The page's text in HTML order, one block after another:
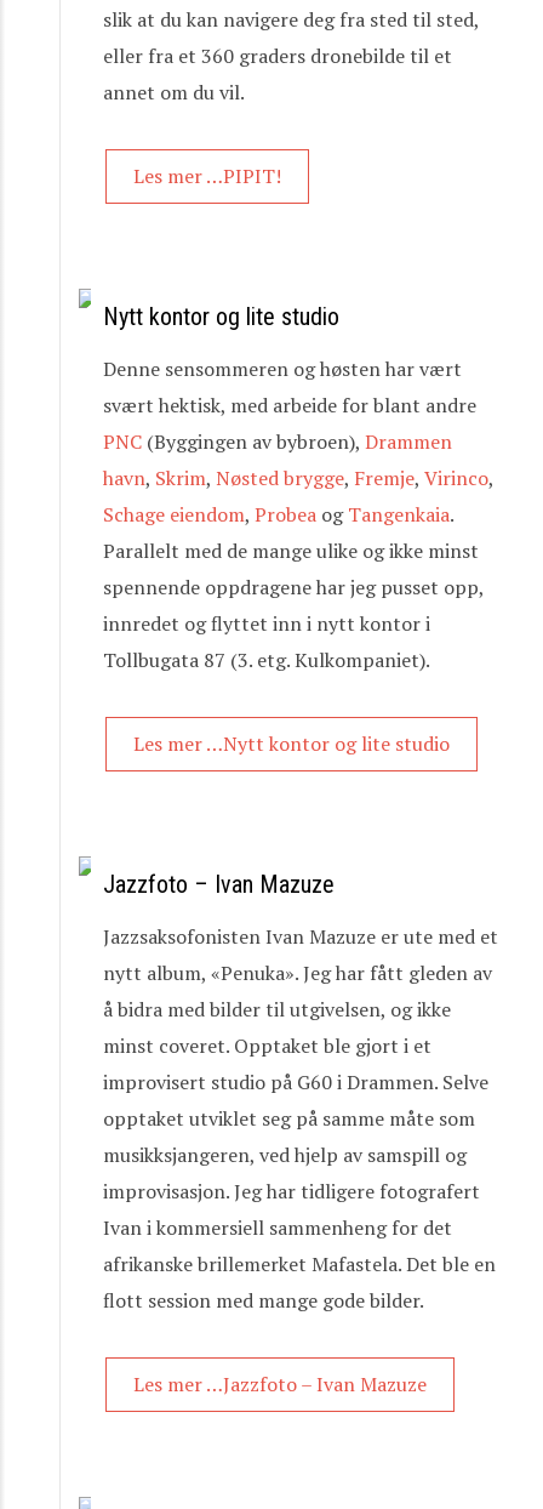
slik at du kan navigere deg fra sted til sted,
eller fra et 360 graders dronebilde til et
annet om du vil.
Les mer …PIPIT!
Nytt kontor og lite studio
Denne sensommeren og høsten har vært
svært hektisk, med arbeide for blant andre
PNC (Byggingen av bybroen), Drammen
havn, Skrim, Nøsted brygge, Fremje, Virinco,
Schage eiendom, Probea ogTangenkaia.
Parallelt med de mange ulike og ikke minst
spennende oppdragene har jeg pusset opp,
innredet og flyttet inn i nytt kontor i
Tollbugata 87 (3. etg. Kulkompaniet).
Les mer …Nytt kontor og lite studio
Jazzfoto – Ivan Mazuze
Jazzsaksofonisten Ivan Mazuze er ute med et
nytt album, «Penuka». Jeg har fått gleden av
å bidra med bilder til utgivelsen, og ikke
minst coveret. Opptaket ble gjort i et
improvisert studio på G60 i Drammen. Selve
opptaket utviklet seg på samme måte som
musikksjangeren, ved hjelp av samspill og
improvisasjon. Jeg har tidligere fotografert
Ivan i kommersiell sammenheng for det
afrikanske brillemerket Mafastela. Det ble en
flott session med mange gode bilder.
Les mer …Jazzfoto – Ivan Mazuze